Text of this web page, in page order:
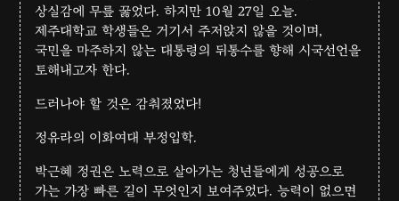
상실감에 무릎 꿇었다. 하지만 10월 27일 오늘.
제주대학교 학생들은 거기서 주저앉지 않을 것이며,
국민을 마주하지 않는 대통령의 뒤통수를 향해 시국선언을
토해내고자 한다.
드러나야 할 것은 감춰졌었다!
정유라의 이화여대 부정입학.
박근혜 정권은 노력으로 살아가는 청년들에게 성공으로
가는 가장 빠른 길이 무엇인지 보여주었다. 능력이 없으면